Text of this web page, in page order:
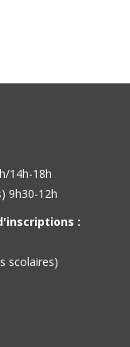
14h-18h
9h30-12h
:
scolaires)